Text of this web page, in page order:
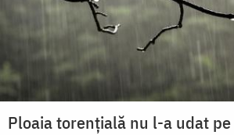
Ploaia torențială nu l-a udat